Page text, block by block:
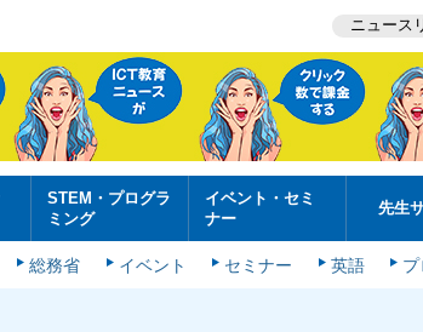
ニュース
STEM・プログラ
ミング
イベント・セミ
ナー
先生
総務省 イベント セミナー 英語